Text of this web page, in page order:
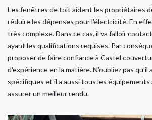
Les fenêtres de toit aident les propriétaires
réduire les dépenses pour l'électricité. En
très complexe. Dans ce cas, il va falloir
ayant les qualifications requises. Par
proposer de faire confiance à Castel
d'expérience en la matière. N'oubliez pas qu'il
spécifiques et il a aussi tous les
assurer un meilleur rendu.